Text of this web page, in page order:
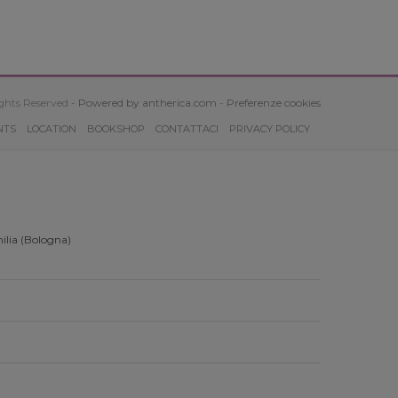
Reserved - Powered by antherica.com - Preferenze cookies
LOCATION BOOKSHOP CONTATTACI PRIVACY POLICY
(Bologna)